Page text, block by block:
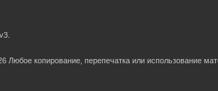
v3.
Любое копирование, перепечатка или использование